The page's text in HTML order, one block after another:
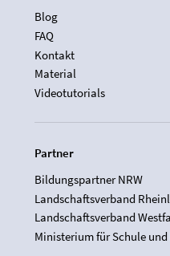
Blog
FAQ
Kontakt
Material
Videotutorials
Partner
Bildungspartner NRW
Landschaftsverband
Landschaftsverband
Ministerium für Schule